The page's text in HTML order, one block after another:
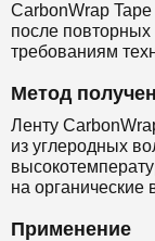
CarbonWrap
после повторных
требованиям
Метод
Ленту
из углеродных
на органические
Применение